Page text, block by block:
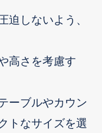
迫しないよう、
高さを考慮す
ーブルやカウン
トなサイズを選